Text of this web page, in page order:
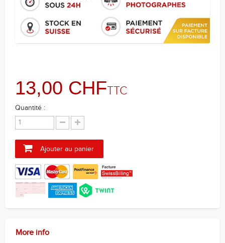
13,00 CHFTTC
Quantité :
Ajouter au panier
More info